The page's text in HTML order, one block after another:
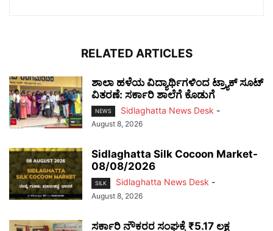
RELATED ARTICLES
ಶಾಲಾ ಹಳೆಯ ವಿದ್ಯಾರ್ಥಿಗಳಿಂದ ಟ್ರ್ಯಾಕ್‌ ಸೂಟ್
ವಿತರಣೆ: ಸರ್ಕಾರಿ ಶಾಲೆಗೆ ಕೊಡುಗೆ
NEWS Sidlaghatta News Desk -
August 8, 2026
Sidlaghatta Silk Cocoon Market-
08/08/2026
SILK Sidlaghatta News Desk -
August 8, 2026
ಸರ್ಕಾರಿ ನೌಕರರ ಸಂಘಕ್ಕೆ ₹5.17 ಲಕ್ಷ